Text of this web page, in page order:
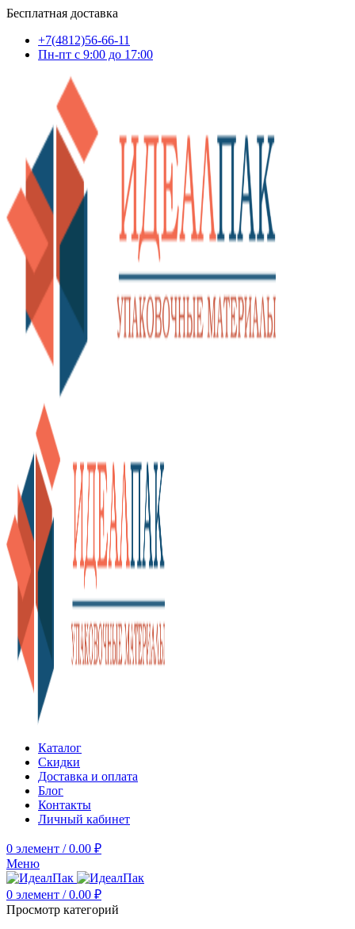
Бесплатная доставка
+7(4812)56-66-11
Пн-пт c 9:00 до 17:00
Каталог
Скидки
Доставка и оплата
Блог
Контакты
Личный кабинет
0 элемент / 0.00 ₽
Меню
0 элемент / 0.00 ₽
Просмотр категорий